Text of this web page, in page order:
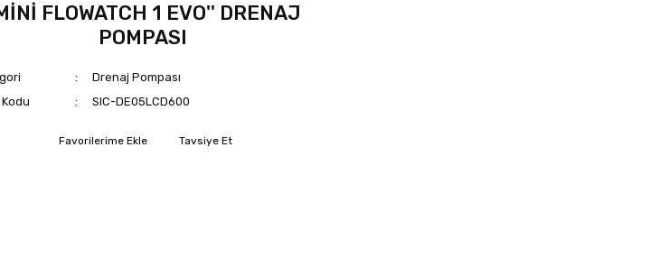
FLOWATCH 1 EVO'' DRENAJ
POMPASI
Drenaj Pompası
SIC-DE05LCD600
Tavsiye Et